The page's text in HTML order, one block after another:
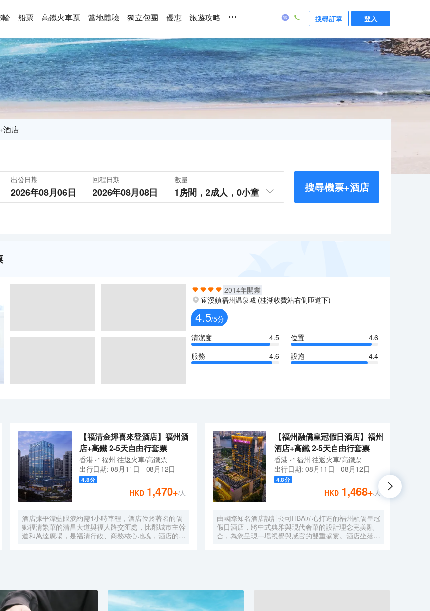
輪 船票 高鐵火車票 當地體驗 獨立包團 優惠 旅遊攻略 ... 搜尋訂單 登入
酒店
出發日期
2026年08月06日
回程日期
2026年08月08日
數量
1房間， 2成人， 0小童 搜尋機票+酒店
2014年開業
宦溪鎮福州温泉城 (桂湖收費站右側匝道下)
4.5/5分
清潔度
4.5 位置
4.6
服務
4.6 設施 4.4
【福清金輝喜來登酒店】福州酒
店+高鐵 2-5天自由行套票
香港 福州 往返火車/高鐵票
出行日期: 08月11日 - 08月12日
4.8分
HKD 1,470+/人
酒店據平潭藍眼淚約需1小時車程，酒店位於著名的僑
鄉福清繁華的清昌大道與福人路交匯處，比鄰城市主幹
道和萬達廣場，是福清行政、商務核心地塊，酒店的客
【福州融僑皇冠假日酒店】福州
酒店+高鐵 2-5天自由行套票
香港 福州 往返火車/高鐵票
出行日期: 08月11日 - 08月12日
4.8分
HKD 1,468+/人
由國際知名酒店設計公司HBA匠心打造的福州融僑皇冠
假日酒店，將中式典雅與現代奢華的設計理念完美融
合，為您呈現一場視覺與感官的雙重盛宴。酒店坐落於
化底藴的三坊七巷、見證八閩商貿輝煌的上下杭歷史街
區，以及充滿文藝氣息的煙台山公園。